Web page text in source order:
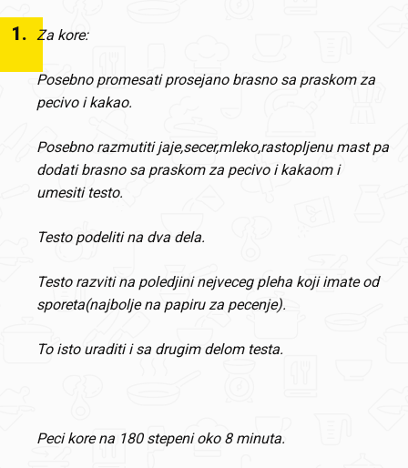
1. Za kore:
Posebno promesati prosejano brasno sa praskom za
pecivo i kakao.
Posebno razmutiti jaje,secer,mleko,rastopljenu mast pa
dodati brasno sa praskom za pecivo i kakaom i
umesiti testo.
Testo podeliti na dva dela.
Testo razviti na poledjini nejveceg pleha koji imate od
sporeta(najbolje na papiru za pecenje).
To isto uraditi i sa drugim delom testa.
Peci kore na 180 stepeni oko 8 minuta.